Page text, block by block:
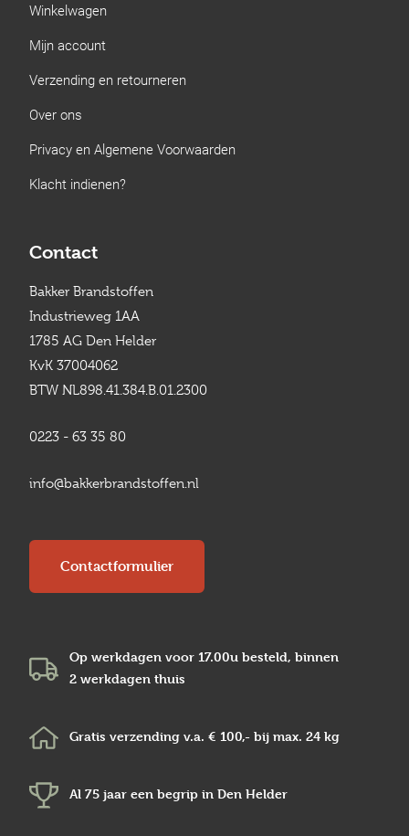
Winkelwagen
Mijn account
Verzending en retourneren
Over ons
Privacy en Algemene Voorwaarden
Klacht indienen?
Contact
Bakker Brandstoffen
Industrieweg 1AA
1785 AG Den Helder
KvK 37004062
BTW NL898.41.384.B.01.2300
0223 - 63 35 80
info@bakkerbrandstoffen.nl
Contactformulier
Op werkdagen voor 17.00u besteld, binnen
2 werkdagen thuis
Gratis verzending v.a. € 100,- bij max. 24 kg
Al 75 jaar een begrip in Den Helder